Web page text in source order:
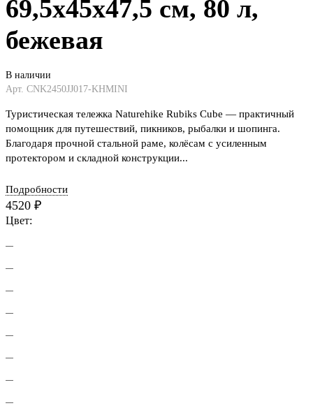
69,5х45х47,5 см, 80 л,
бежевая
В наличии
Арт. CNK2450JJ017-KHMINI
Туристическая тележка Naturehike Rubiks Cube — практичный
помощник для путешествий, пикников, рыбалки и шопинга.
Благодаря прочной стальной раме, колёсам с усиленным
протектором и складной конструкции...
Подробности
4520 ₽
Цвет: